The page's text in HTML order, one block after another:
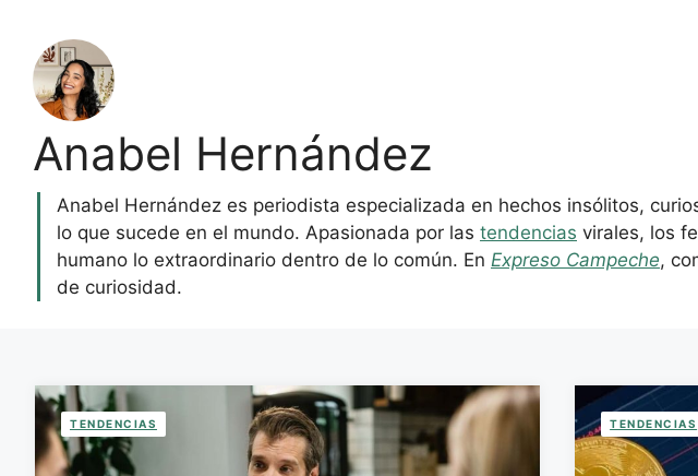
Anabel Hernández
Anabel Hernández es periodista especializada en hechos insólitos,
lo que sucede en el mundo. Apasionada por las tendencias virales, los
humano lo extraordinario dentro de lo común. En Expreso Campeche,
de curiosidad.
TENDENCIAS TENDENCIAS